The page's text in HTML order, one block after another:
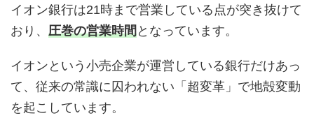
イオン銀行は21時まで営業している点が突き抜けて
おり、 圧巻の営業時間となっています。
イオンという小売企業が運営している銀行だけあっ
て、従来の常識に囚われない「超変革」で地殻変動
を起こしています。